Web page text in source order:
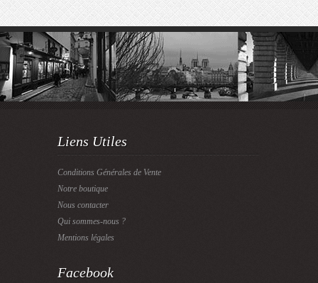
Liens Utiles
Conditions Générales de Vente
Notre boutique
Nous contacter
Qui sommes-nous ?
Mentions légales
Facebook